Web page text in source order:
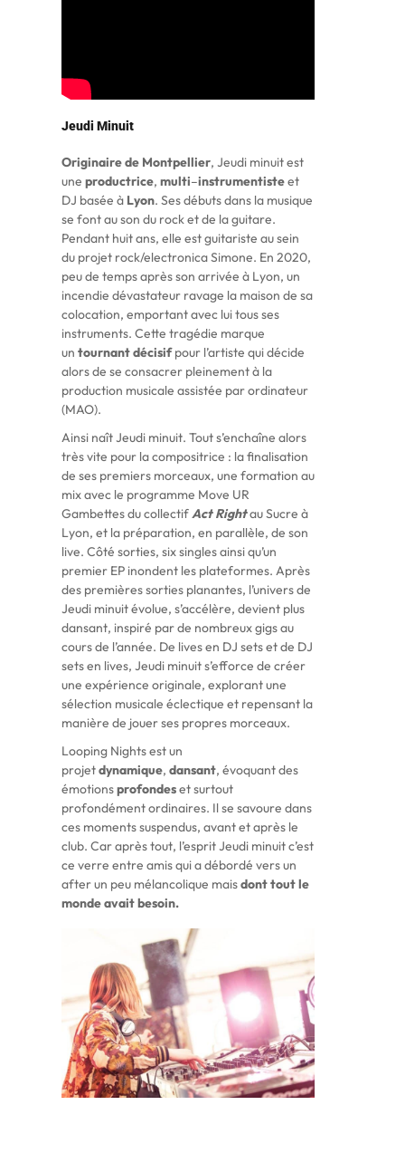
Jeudi Minuit
Originairede Montpellier, Jeudi minuit est
une productrice, multi–instrumentisteet
DJ basée à Lyon. Ses débuts dans la musique
se font au son du rock et de la guitare.
Pendant huit ans, elle est guitariste au sein
du projet rock/electronica Simone. En 2020,
peu de temps après son arrivée à Lyon, un
incendie dévastateur ravage la maison de sa
colocation, emportant avec lui tous ses
instruments. Cette tragédie marque
un tournantdécisifpour l’artiste qui décide
alors de se consacrer pleinement à la
production musicale assistée par ordinateur
(MAO).
Ainsi naît Jeudi minuit. Tout s’enchaîne alors
très vite pour la compositrice : la finalisation
de ses premiers morceaux, une formation au
mix avec le programme Move UR
Gambettes du collectifAct Rightau Sucre à
Lyon, et la préparation, en parallèle, de son
live. Côté sorties, six singles ainsi qu’un
premier EP inondent les plateformes. Après
des premières sorties planantes, l’univers de
Jeudi minuit évolue, s’accélère, devient plus
dansant, inspiré par de nombreux gigs au
cours de l’année. De lives en DJ sets et de DJ
sets en lives, Jeudi minuit s’efforce de créer
une expérience originale, explorant une
sélection musicale éclectique et repensant la
manière de jouer ses propres morceaux.
Looping Nights est un
projetdynamique, dansant, évoquant des
émotionsprofondeset surtout
profondément ordinaires. Il se savoure dans
ces moments suspendus, avant et après le
club. Car après tout, l’esprit Jeudi minuit c’est
ce verre entre amis qui a débordé vers un
after un peu mélancolique maisdont tout le
monde avait besoin.